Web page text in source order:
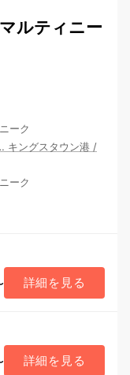
ルティニー
ーク
キングスタウン港 /
ーク
詳細を見る
詳細を見る